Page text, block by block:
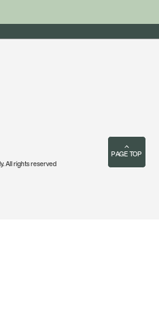
PAGE TOP
All rights reserved